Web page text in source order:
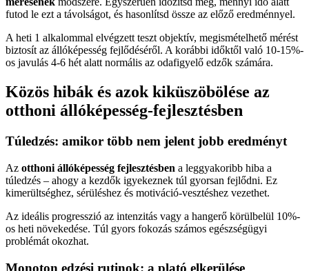
futod le ezt a távolságot, és hasonlítsd össze az előző eredménnyel.
A heti 1 alkalommal elvégzett teszt objektív, megismételhető mérést
biztosít az állóképesség fejlődéséről. A korábbi időktől való 10-15%-
os javulás 4-6 hét alatt normális az odafigyelő edzők számára.
Közös hibák és azok kiküszöbölése az
otthoni állóképesség-fejlesztésben
Túledzés: amikor több nem jelent jobb eredményt
Az otthoni állóképesség fejlesztésben a leggyakoribb hiba a
túledzés – ahogy a kezdők igyekeznek túl gyorsan fejlődni. Ez
kimerültséghez, sérüléshez és motiváció-vesztéshez vezethet.
Az ideális progresszió az intenzitás vagy a hangerő körülbelül 10%-
os heti növekedése. Túl gyors fokozás számos egészségügyi
problémát okozhat.
Monoton edzési rutinok: a plató elkerülése